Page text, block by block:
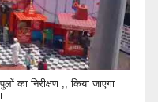
का निरीक्षण ,, किया जाएगा